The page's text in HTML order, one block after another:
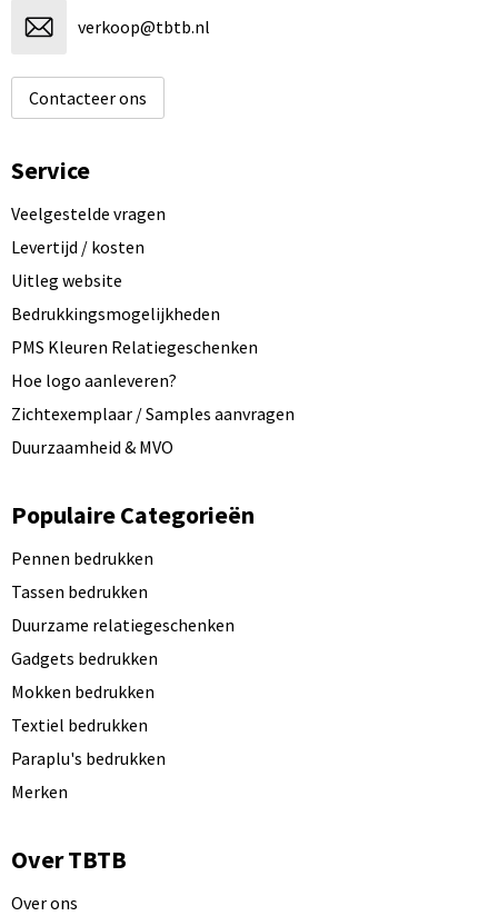
verkoop@tbtb.nl
Contacteer ons
Service
Veelgestelde vragen
Levertijd / kosten
Uitleg website
Bedrukkingsmogelijkheden
PMS Kleuren Relatiegeschenken
Hoe logo aanleveren?
Zichtexemplaar / Samples aanvragen
Duurzaamheid & MVO
Populaire Categorieën
Pennen bedrukken
Tassen bedrukken
Duurzame relatiegeschenken
Gadgets bedrukken
Mokken bedrukken
Textiel bedrukken
Paraplu's bedrukken
Merken
Over TBTB
Over ons